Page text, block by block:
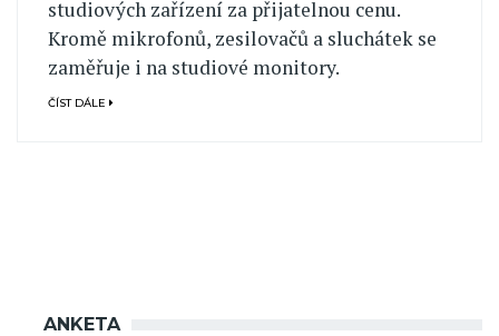
studiových zařízení za přijatelnou cenu.
Kromě mikrofonů, zesilovačů a sluchátek se
zaměřuje i na studiové monitory.
ČÍST DÁLE
ANKETA